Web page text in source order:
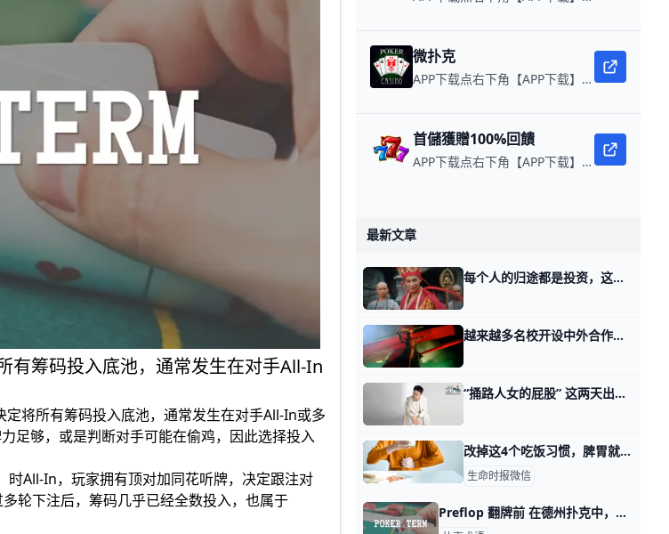
有筹码投入底池，通常发生在对手All-In
将所有筹码投入底池，通常发生在对手All-In或多
足够，或是判断对手可能在偷鸡，因此选择投入
All-In，玩家拥有顶对加同花听牌，决定跟注对
轮下注后，筹码几乎已经全数投入，也属于
微扑克
APP下载点右下角【APP下载】联系客服 每日更新可用链接 微扑克 WPK真人在线约局，领WPK钻石。
首儲獲贈100%回饋
APP下载点右下角【APP下载】联系客服 每日更新可用链接 每日保底獎池10,000美金
最新文章
每个人的归途都是投资，这句话对么？ 接着上午的话题，上午我举了一个2012~2017年的投资案例。 我说我只懂套利交易，于是我只做我懂的那部分，俗称我只赚属于我的那部分钱。 有读者
越来越多名校开设中外合作办学，值得不值得上？ 那天我写高考结束后，你这辈子的考试才刚刚开始。 有个读者看了第一个话题，留言跟我说，他觉得太累了。 步兵嘛，人累，骑兵嘛，心累，步骑协同，都累，
“捅路人女的屁股” 这两天出了一个事情，有一个四千万粉丝的网红，在海南三亚搞户外直播，为了博取流量，先盯着一女士的屁股一直看。直到最后，用一竹签捅该女士屁股。 此
改掉这4个吃饭习惯，脾胃就好了一大半 作为人体的“后天之本”，脾胃的状态直接关系到整体健康。其实，脾胃很好打交道，想保护好它，首先要管好饮食。 专家教你养成护脾胃的好习惯 养生的根本
生命时报微信
Preflop 翻牌前 在德州扑克中，「Preflop」是游戏的第一个阶段，指的是在公共牌未翻开之前的那部分游戏。在这个阶段，每位玩家会收到两张底牌，而其他人不知道